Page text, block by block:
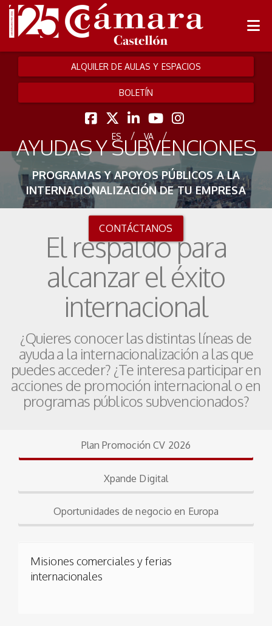
ALQUILER DE AULAS Y ESPACIOS
BOLETÍN
ES / VA /
AYUDAS Y SUBVENCIONES
PROGRAMAS Y APOYOS PÚBLICOS A LA
INTERNACIONALIZACIÓN DE TU EMPRESA
CONTÁCTANOS
El respaldo para
alcanzar el éxito
internacional
¿Quieres conocer las distintas líneas de
ayuda a la internacionalización a las que
puedes acceder? ¿Te interesa participar en
acciones de promoción internacional o en
programas públicos subvencionados?
Plan Promoción CV 2026
Xpande Digital
Oportunidades de negocio en Europa
Misiones comerciales y ferias
internacionales